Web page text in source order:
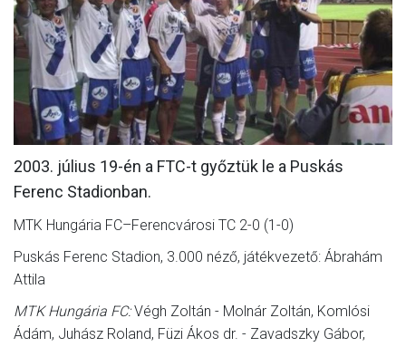
MÉRKŐZÉSEK
KLUB
GALÉRIA
SZURKOLÓI ÉLMÉNYEK
AKKREDITÁCIÓ
2003. július 19-én a FTC-t győztük le a Puskás
Ferenc Stadionban.
MTK Hungária FC–Ferencvárosi TC 2-0 (1-0)
Puskás Ferenc Stadion, 3.000 néző, játékvezető: Ábrahám
Attila
MTK Hungária FC:Végh Zoltán - Molnár Zoltán, Komlósi
Ádám, Juhász Roland, Füzi Ákos dr. - Zavadszky Gábor,